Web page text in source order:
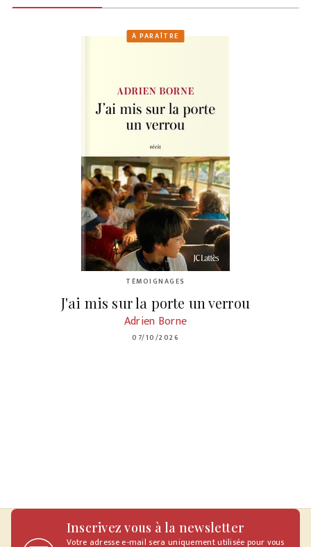
À PARAÎTRE
TÉMOIGNAGES
J'ai mis sur la porte un verrou
Adrien Borne
07/10/2026
Inscrivez vous à la newsletter
Votre adresse e-mail sera uniquement utilisée pour vous